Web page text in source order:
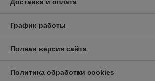
График работы
Полная версия сайта
Политика обработки cookies